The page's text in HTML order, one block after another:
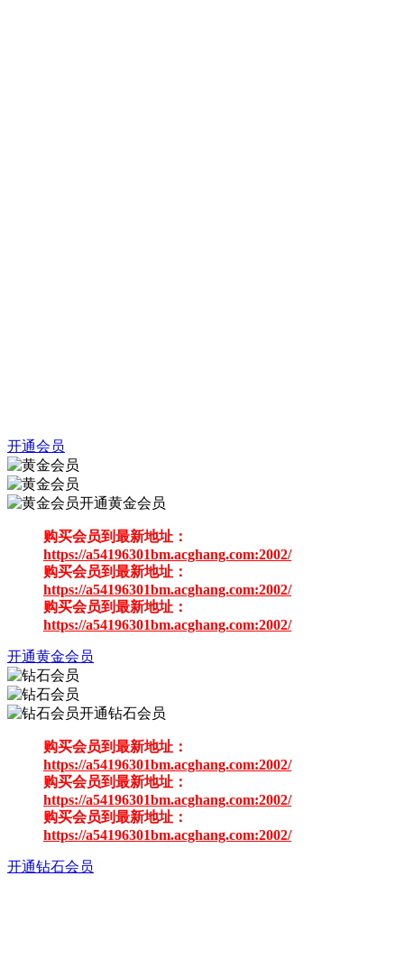
开通会员
开通黄金会员
购买会员到最新地址：
https://a54196301bm.acghang.com:2002/
购买会员到最新地址：
https://a54196301bm.acghang.com:2002/
购买会员到最新地址：
https://a54196301bm.acghang.com:2002/
开通黄金会员
开通钻石会员
购买会员到最新地址：
https://a54196301bm.acghang.com:2002/
购买会员到最新地址：
https://a54196301bm.acghang.com:2002/
购买会员到最新地址：
https://a54196301bm.acghang.com:2002/
开通钻石会员